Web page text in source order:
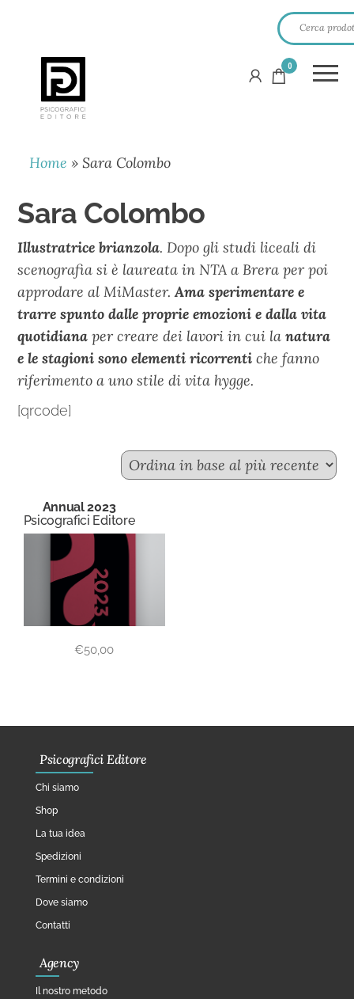
PSICOGRAFICI
EDITORE
0
Home »Sara Colombo
Sara Colombo
Illustratrice brianzola. Dopo gli studi liceali di
scenografia si è laureata in NTA a Brera per poi
approdare al MiMaster.Ama sperimentare e
trarre spunto dalle proprie emozioni e dalla vita
quotidianaper creare dei lavori in cui la natura
e le stagioni sono elementi ricorrenti che fanno
riferimento a uno stile di vita hygge.
[qrcode]
Annual 2023
Psicografici Editore
€50,00
Psicografici Editore
Chi siamo
Shop
La tua idea
Spedizioni
Termini e condizioni
Dove siamo
Contatti
Agency
Il nostro metodo